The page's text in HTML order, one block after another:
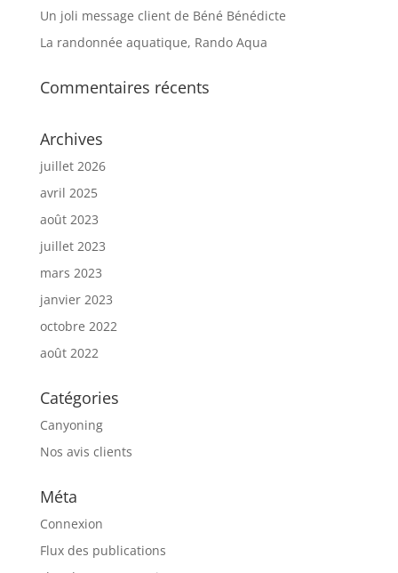
Un joli message client de Béné Bénédicte
La randonnée aquatique, Rando Aqua
Commentaires récents
Archives
juillet 2026
avril 2025
août 2023
juillet 2023
mars 2023
janvier 2023
octobre 2022
août 2022
Catégories
Canyoning
Nos avis clients
Méta
Connexion
Flux des publications